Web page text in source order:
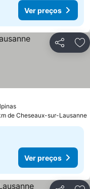
Ver preços
Partilhar
de Cheseaux-sur-Lausanne
Ver preços